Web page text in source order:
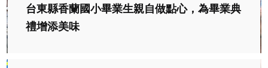
台東縣香蘭國小畢業生親自做點心，為畢業典
禮增添美味